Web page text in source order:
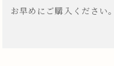
お早めにご購入ください。